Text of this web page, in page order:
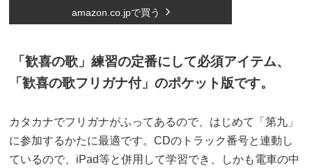
amazon.co.jpで買う
「歓喜の歌」練習の定番にして必須アイテム、
「歓喜の歌フリガナ付」のポケット版です。
カタカナでフリガナがふってあるので、はじめて「第九」
に参加するかたに最適です。CDのトラック番号と連動し
ているので、iPad等と併用して学習でき、しかも電車の中